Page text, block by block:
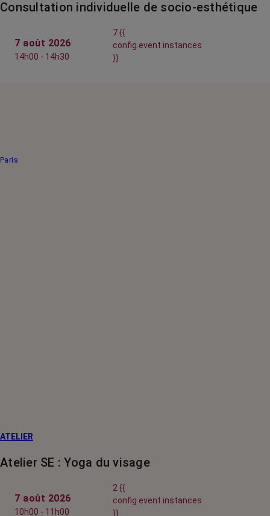
Consultation individuelle de socio-esthétique
7 août 2026
14h00 - 14h30
7 {{
config.event.instances
}}
Paris
ATELIER
Atelier SE : Yoga du visage
7 août 2026
10h00 - 11h00
2 {{
config.event.instances
}}